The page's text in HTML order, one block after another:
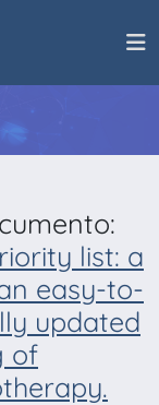
list: a
easy-to-
updated
of